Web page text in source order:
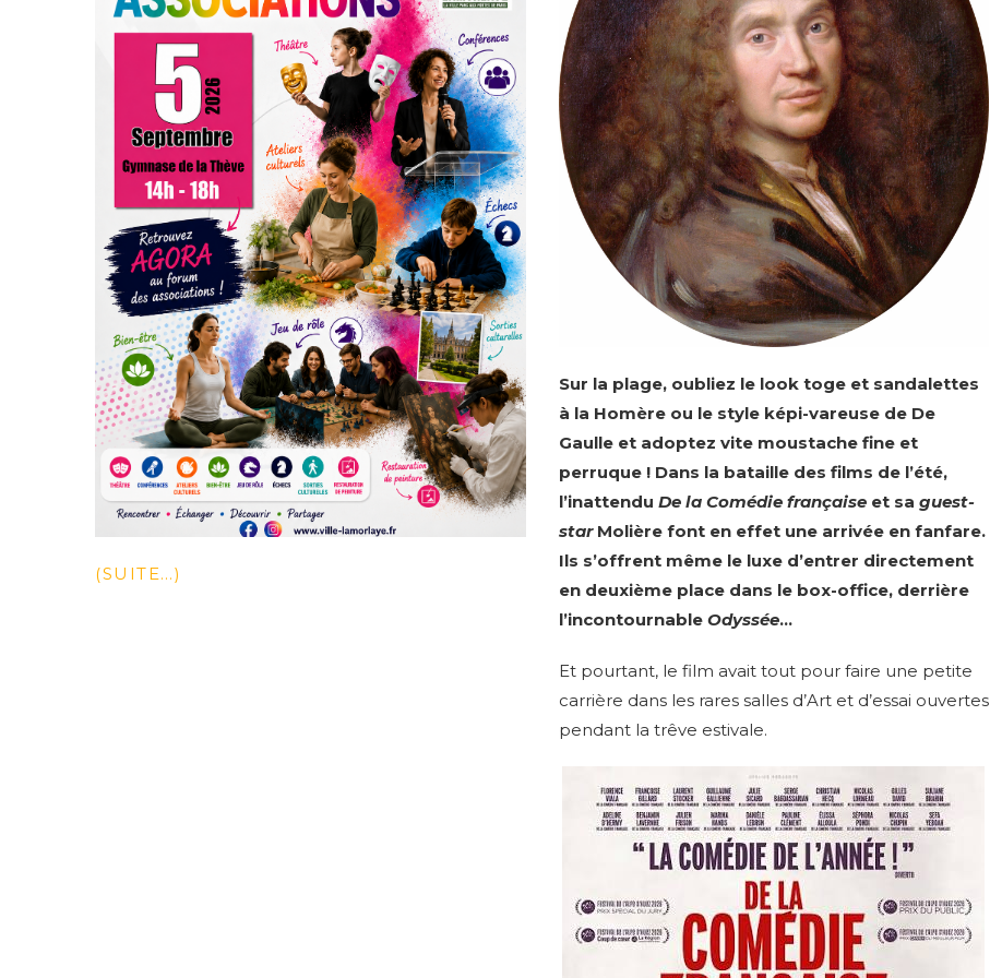
(SUITE…)
Sur la plage, oubliez le look toge et sandalettes
à la Homère ou le style képi-vareuse de De
Gaulle et adoptez vite moustache fine et
perruque ! Dans la bataille des films de l’été,
l’inattendu De la Comédie françaiseet sa guest-
starMolière font en effet une arrivée en fanfare.
Ils s’offrent même le luxe d’entrer directement
en deuxième place dans le box-office, derrière
l’incontournable Odyssée…
Et pourtant, le film avait tout pour faire une petite
carrière dans les rares salles d’Art et d’essai ouvertes
pendant la trêve estivale.